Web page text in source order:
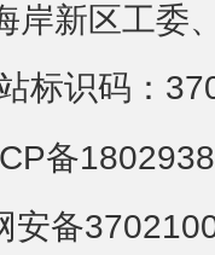
岸新区工委
标识码：
备
安备